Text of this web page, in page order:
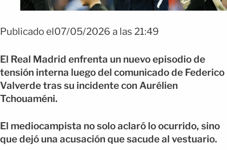
Publicado el07/05/2026 a las 21:49
El Real Madrid enfrenta un nuevo episodio de
tensión interna luego del comunicado de Federico
Valverde tras su incidente con Aurélien
Tchouaméni.
El mediocampista no solo aclaró lo ocurrido, sino
que dejó una acusación que sacude al vestuario.